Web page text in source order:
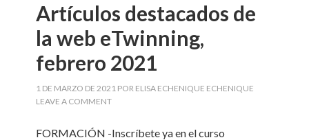
Artículos destacados de
la web eTwinning,
febrero 2021
1 DE MARZO DE 2021 POR ELISA ECHENIQUE ECHENIQUE
LEAVE A COMMENT
FORMACIÓN -Inscríbete ya en el curso